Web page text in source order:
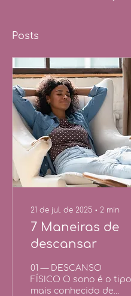
Posts
21 de jul. de 2025 ∙ 2 min
7 Maneiras de
descansar
01 — DESCANSO
FÍSICO O sono é o tipo
mais conhecido de